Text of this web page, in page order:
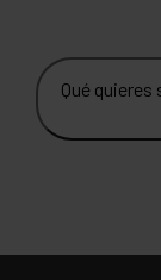
Qué quieres